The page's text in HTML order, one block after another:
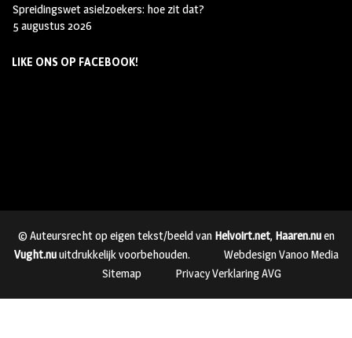
Spreidingswet asielzoekers: hoe zit dat?
5 augustus 2026
LIKE ONS OP FACEBOOK!
© Auteursrecht op eigen tekst/beeld van Helvoirt.net, Haaren.nuen
Vught.nuuitdrukkelijk voorbehouden.
Webdesign Vanoo Media
Sitemap
Privacy Verklaring AVG